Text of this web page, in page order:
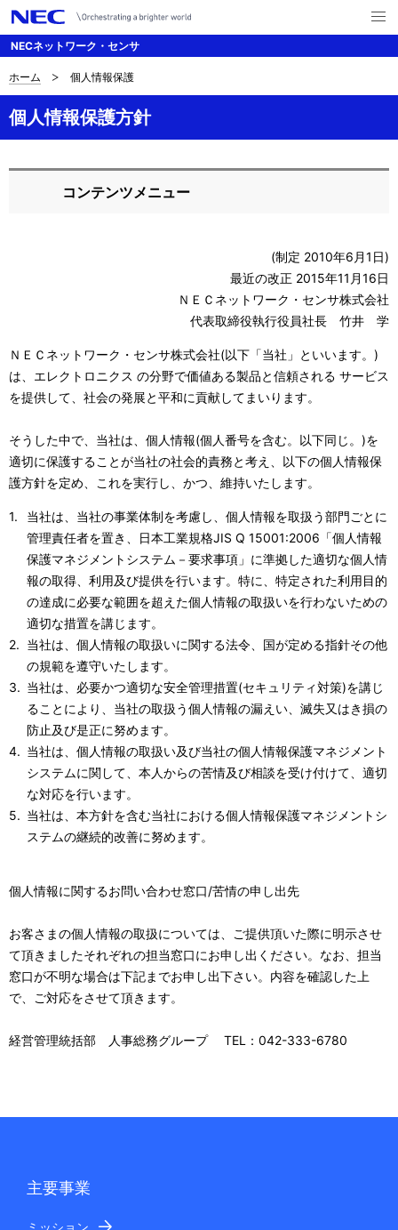
NECネットワーク・センサ
メ
ニ
ナ
ビ
ゲ
ー
サ
イ
置
ホーム 個人情報保護
個人情報保護方針
ビ
ゲ
ー
シ
ョ
ン
コンテンツメニュー
(制定 2010年6月1日)
最近の改正 2015年11月16日
ＮＥＣネットワーク・センサ株式会社
代表取締役執行役員社長 竹井 学
ＮＥＣネットワーク・センサ株式会社(以下「当社」といいます。)
は、エレクトロニクス の分野で価値ある製品と信頼される サービス
を提供して、社会の発展と平和に貢献してまいります。
そうした中で、当社は、個人情報(個人番号を含む。以下同じ。)を
適切に保護することが当社の社会的責務と考え、以下の個人情報保
護方針を定め、これを実行し、かつ、維持いたします。
当社は、当社の事業体制を考慮し、個人情報を取扱う部門ごとに
管理責任者を置き、日本工業規格JIS Q 15001:2006「個人情報
保護マネジメントシステム－要求事項」に準拠した適切な個人情
報の取得、利用及び提供を行います。特に、特定された利用目的
の達成に必要な範囲を超えた個人情報の取扱いを行わないための
適切な措置を講じます。
当社は、個人情報の取扱いに関する法令、国が定める指針その他
の規範を遵守いたします。
当社は、必要かつ適切な安全管理措置(セキュリティ対策)を講じ
ることにより、当社の取扱う個人情報の漏えい、滅失又はき損の
防止及び是正に努めます。
当社は、個人情報の取扱い及び当社の個人情報保護マネジメント
システムに関して、本人からの苦情及び相談を受け付けて、適切
な対応を行います。
当社は、本方針を含む当社における個人情報保護マネジメントシ
ステムの継続的改善に努めます。
個人情報に関するお問い合わせ窓口/苦情の申し出先
お客さまの個人情報の取扱については、ご提供頂いた際に明示させ
て頂きましたそれぞれの担当窓口にお申し出ください。なお、担当
窓口が不明な場合は下記までお申し出下さい。内容を確認した上
で、ご対応をさせて頂きます。
経営管理統括部 人事総務グループ TEL：042-333-6780
主要事業
ミッション